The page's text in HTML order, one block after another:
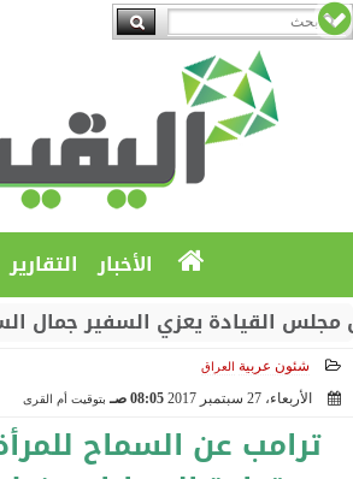
الأخبار التقارير
يعزي السفير جمال السلال
شئون عربية العراق
الأربعاء، 27 سبتمبر 2017 08:05 صـ بتوقيت أم القرى
ترامب عن السماح